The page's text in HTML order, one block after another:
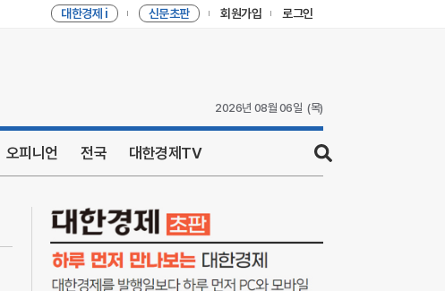
대한경제 i 신문초판 회원가입 로그인
2026년 08월 06일 (목)
오피니언 전국 대한경제TV
sear